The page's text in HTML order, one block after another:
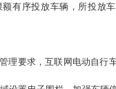
有序投放车辆，所投放
理要求，互联网电动自行